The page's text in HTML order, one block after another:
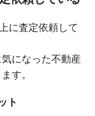
に査定依頼して
になった不動産
す。
ト